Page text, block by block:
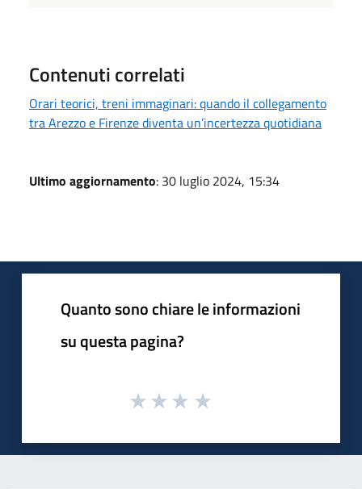
Contenuti correlati
Orari teorici, treni immaginari: quando il collegamento
tra Arezzo e Firenze diventa un’incertezza quotidiana
Ultimo aggiornamento: 30 luglio 2024, 15:34
Quanto sono chiare le informazioni
su questa pagina?